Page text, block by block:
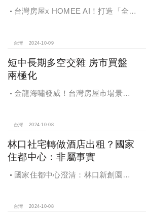
台灣房屋x HOMEE AI！打造「全能
台灣 2024-10-09
短中長期多空交雜 房市買盤
兩極化
金龍海嘯發威！台灣房屋市場景氣
望全壘打
台灣 2024-10-08
林口社宅轉做酒店出租？國家
住都中心：非屬事實
國家住都中心澄清：林口新創園秉
台灣 2024-10-08